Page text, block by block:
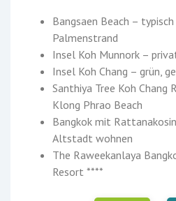
Bangsaen Beach –
Palmenstrand
Insel Koh Munnork –
Insel Koh Chang – grün,
Santhiya Tree Koh Chang
Klong Phrao Beach
Bangkok mit
Altstadt wohnen
The Raweekanlaya
Resort ****